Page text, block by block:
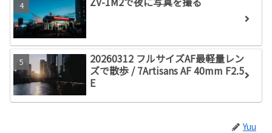
20260312 フルサイズAF最軽量レン
ズで散歩 / 7Artisans AF 40mm F2.5
E
Yuu